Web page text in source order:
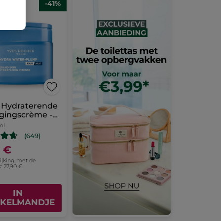
-41%
-
Nacht
(649)
€
met de
27,90 €
IN